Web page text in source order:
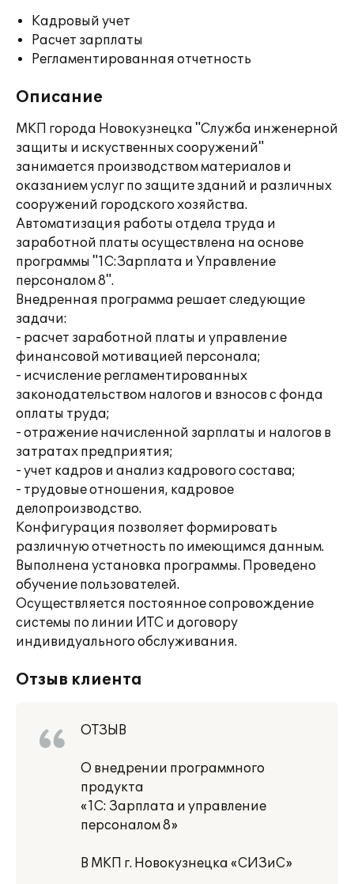
Кадровый учет
Расчет зарплаты
Регламентированная отчетность
Описание
МКП города Новокузнецка "Служба инженерной
защиты и искуственных сооружений"
занимается производством материалов и
оказанием услуг по защите зданий и различных
сооружений городского хозяйства.
Автоматизация работы отдела труда и
заработной платы осуществлена на основе
программы "1С:Зарплата и Управление
персоналом 8".
Внедренная программа решает следующие
задачи:
- расчет заработной платы и управление
финансовой мотивацией персонала;
- исчисление регламентированных
законодательством налогов и взносов с фонда
оплаты труда;
- отражение начисленной зарплаты и налогов в
затратах предприятия;
- учет кадров и анализ кадрового состава;
- трудовые отношения, кадровое
делопроизводство.
Конфигурация позволяет формировать
различную отчетность по имеющимся данным.
Выполнена установка программы. Проведено
обучение пользователей.
Осуществляется постоянное сопровождение
системы по линии ИТС и договору
индивидуального обслуживания.
Отзыв клиента
ОТЗЫВ
О внедрении программного
продукта
«1С: Зарплата и управление
персоналом 8»
В МКП г. Новокузнецка «СИЗиС»